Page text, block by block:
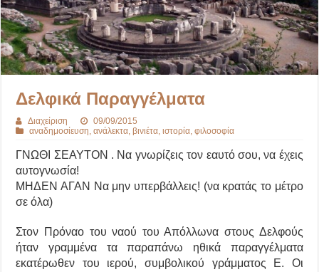
Δελφικά Παραγγέλματα
Διαχείριση
09/09/2015
αναδημοσίευση,ανάλεκτα,βινιέτα,ιστορία,φιλοσοφία
ΓΝΩΘΙ ΣΕΑΥΤΟΝ . Να γνωρίζεις τον εαυτό σου, να έχεις
αυτογνωσία!
ΜΗΔΕΝ ΑΓΑΝ Να μην υπερβάλλεις! (να κρατάς το μέτρο
σε όλα)
Στον Πρόναο του ναού του Απόλλωνα στους Δελφούς
ήταν γραμμένα τα παραπάνω ηθικά παραγγέλματα
εκατέρωθεν του ιερού, συμβολικού γράμματος Ε. Οι